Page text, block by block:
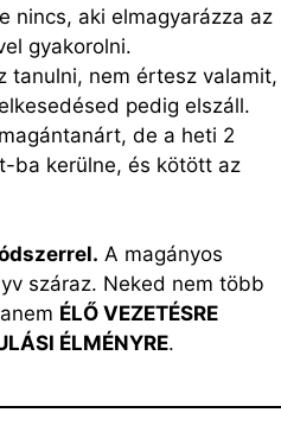
nincs, aki elmagyarázza az
gyakorolni.
tanulni, nem értesz valamit,
pedig elszáll.
de a heti 2
ba kerülne, és kötött az
A magányos
száraz. Neked nem több
ÉLŐ VEZETÉSRE
ÉLMÉNYRE.